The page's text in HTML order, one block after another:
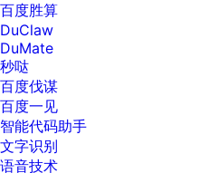
百度胜算
DuClaw
DuMate
秒哒
百度伐谋
百度一见
智能代码助手
文字识别
语音技术